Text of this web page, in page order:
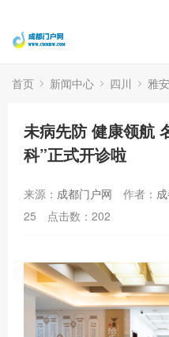
首页 新闻中心 四川 雅
未病先防 健康领航
科”正式开诊啦
来源： 成都门户网 作者：
25
点击数： 202